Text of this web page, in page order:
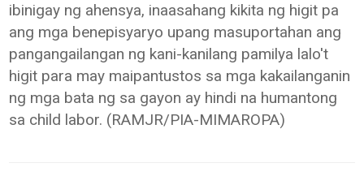
ibinigay ng ahensya, inaasahang kikita ng higit pa
ang mga benepisyaryo upang masuportahan ang
pangangailangan ng kani-kanilang pamilya lalo't
higit para may maipantustos sa mga kakailanganin
ng mga bata ng sa gayon ay hindi na humantong
sa child labor. (RAMJR/PIA-MIMAROPA)